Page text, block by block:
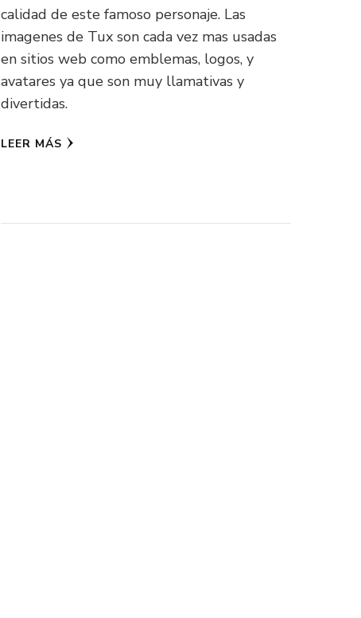
calidad de este famoso personaje. Las
imagenes de Tux son cada vez mas usadas
en sitios web como emblemas, logos, y
avatares ya que son muy llamativas y
divertidas.
LEER MÁS